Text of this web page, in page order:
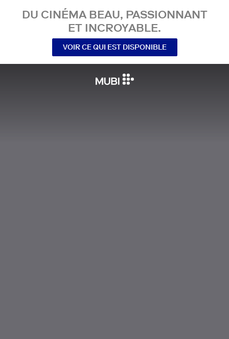
DU CINÉMA BEAU, PASSIONNANT
ET INCROYABLE.
VOIR CE QUI EST DISPONIBLE